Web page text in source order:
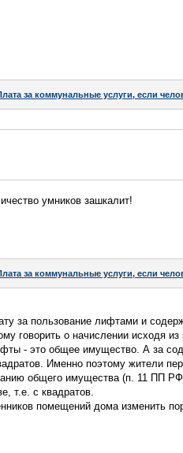
за коммунальные услуги, если
умников зашкалит!
за коммунальные услуги, если
за пользование лифтами и
говорить о начислении
- это общее имущество. А за
Именно поэтому жители
общего имущества (п. 11 ПП
т.е. с квадратов.
помещений дома изменить